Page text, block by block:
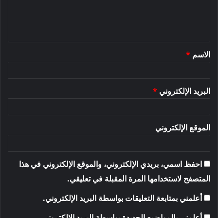
*
الاسم *
البريد الإلكتروني *
الموقع الإلكتروني
احفظ اسمي، بريدي الإلكتروني، والموقع الإلكتروني في هذا
المتصفح لاستخدامها المرة المقبلة في تعليقي.
أعلمني بمتابعة التعليقات بواسطة البريد الإلكتروني.